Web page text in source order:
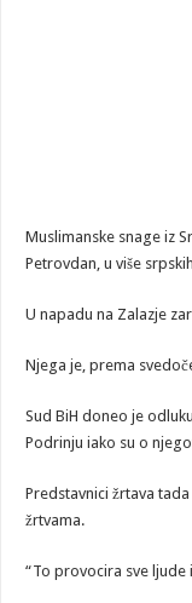
Muslimanske snage iz
Petrovdan, u više
U napadu na Zalazje
Njega je, prema
Sud BiH doneo je
Podrinju iako su o
Predstavnici žrtava
žrtvama.
“To provocira sve ljude